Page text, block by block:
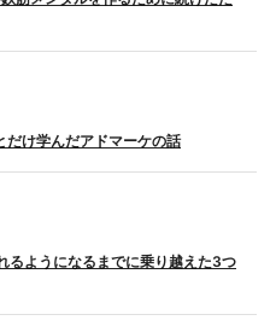
け学んだアドマーケの話
るようになるまでに乗り越えた3つ